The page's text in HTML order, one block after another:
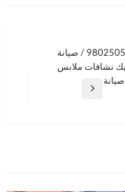
فني تصليح غسالات الرحاب / 98025055 / صيانة
نشافات ملابس
الجهراء / 98025055 / صيانة